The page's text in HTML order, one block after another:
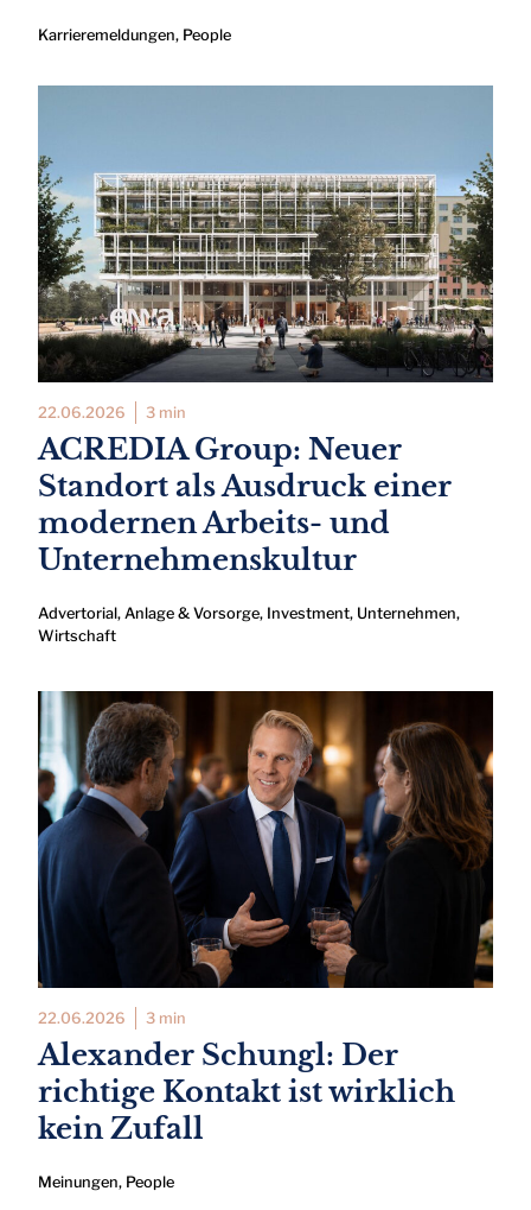
Karrieremeldungen, People
22.06.2026 3 min
ACREDIA Group: Neuer
Standort als Ausdruck einer
modernen Arbeits- und
Unternehmenskultur
Advertorial, Anlage & Vorsorge, Investment, Unternehmen,
Wirtschaft
22.06.2026 3 min
Alexander Schungl: Der
richtige Kontakt ist wirklich
kein Zufall
Meinungen, People